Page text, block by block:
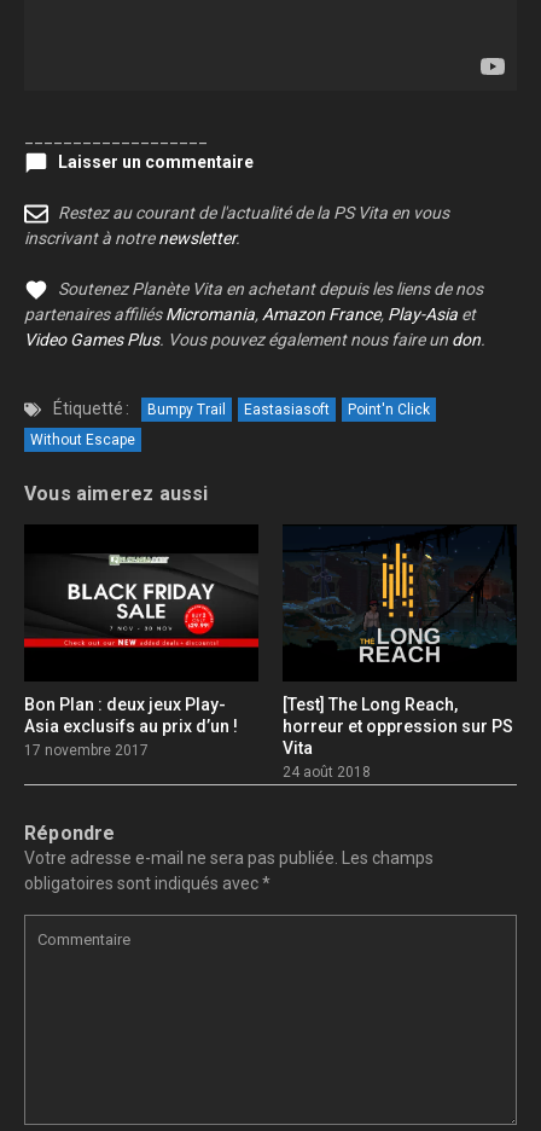
Laisser un commentaire
Restez au courant de l'actualité de la PS Vita en vous
inscrivant à notrenewsletter.
Soutenez Planète Vita en achetant depuis les liens de nos
partenaires affiliésMicromania,Amazon France, Play-Asia et
Video Games Plus. Vous pouvez également nous faire un don.
Étiquetté : Bumpy Trail Eastasiasoft
Point'n Click
Without Escape
Vous aimerez aussi
Bon Plan : deux jeux Play-
Asia exclusifs au prix d’un !
17 novembre 2017
[Test] The Long Reach,
horreur et oppression sur PS
Vita
24 août 2018
Répondre
Votre adresse e-mail ne sera pas publiée.
Les champs
obligatoires sont indiqués avec*